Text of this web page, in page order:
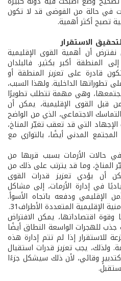
في حالة من الفوضى قد لا تكون
تصبح أكثر أهمية.
أن أهمية القوى الإقليمية
المنطقة أكبر بكثير. فالبلدان
قادرة على تعزيز المنطقة أو
تطوراتها الداخلية. ولهذا السبب،
وهي مهمة تتطلب تطويرًا
قبل القوى الإقليمية، يمكن أن
التماسك الاجتماعي، الذي من الواضح
التي قد تعقب تغيّر المناخ،
المدني أيضًا، بالتوازي مع
حالات الأزمات بسبب قربها من
المناخ، وما قد يترتب على ذلك من
أن يؤدي تعزيز قدرات القوى
في إدارة الأزمات، إلى مشاكل
الإقليمي ودفعه باتجاه الأسوأ.
الإقليمية المتعددة الأطراف31.
وقوة اقتصاداتها، يمكن الافتراض
للهجرات الواسعة النطاق أيضًا
للاستقرار إذا لم تتم إدارة هذه
يجب تعزيز قدرات استقبال
وقائي، لأن ذلك سيشكل جزءًا